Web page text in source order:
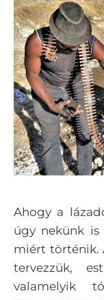
Ahogy a
úgy nekünk
miért történik.
tervezzük,
valamelyik